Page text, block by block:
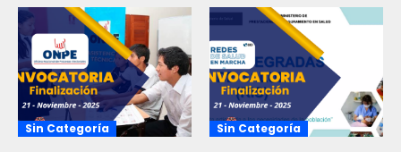
Sin Categoría Sin Categoría